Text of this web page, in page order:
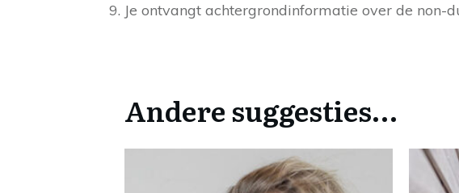
Je ontvangt achtergrondinformatie over de non-
Andere suggesties…